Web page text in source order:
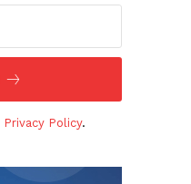
Privacy Policy.